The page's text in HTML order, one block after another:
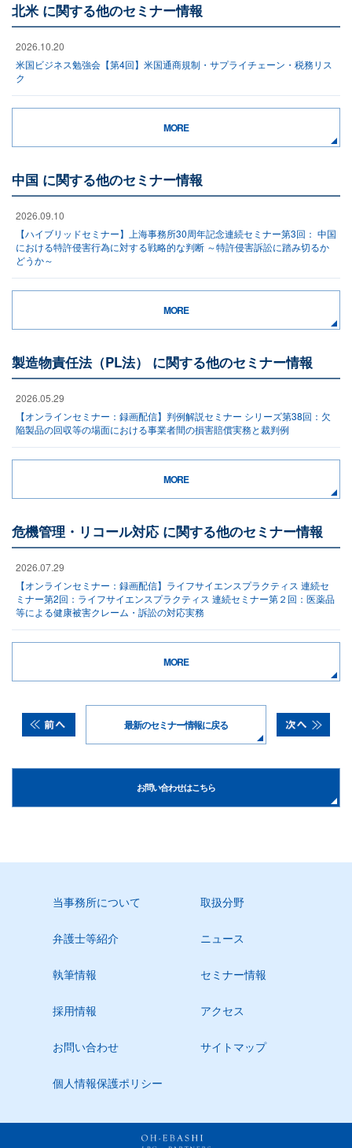
北米 に関する他のセミナー情報
2026.10.20
米国ビジネス勉強会【第4回】米国通商規制・サプライチェーン・税務リス
ク
MORE
中国 に関する他のセミナー情報
2026.09.10
【ハイブリッドセミナー】上海事務所30周年記念連続セミナー第3回： 中国
における特許侵害行為に対する戦略的な判断 ～特許侵害訴訟に踏み切るか
どうか～
MORE
製造物責任法（PL法） に関する他のセミナー情報
2026.05.29
【オンラインセミナー：録画配信】判例解説セミナー シリーズ第38回：欠
陥製品の回収等の場面における事業者間の損害賠償実務と裁判例
MORE
危機管理・リコール対応 に関する他のセミナー情報
2026.07.29
【オンラインセミナー：録画配信】ライフサイエンスプラクティス 連続セ
ミナー第2回：ライフサイエンスプラクティス 連続セミナー第２回：医薬品
等による健康被害クレーム・訴訟の対応実務
MORE
最新のセミナー情報に戻る
お問い合わせはこちら
当事務所について 取扱分野
弁護士等紹介 ニュース
執筆情報 セミナー情報
採用情報 アクセス
お問い合わせ サイトマップ
個人情報保護ポリシー